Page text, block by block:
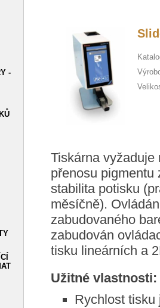
Tiskárna
přenosu pigmentu
stabilita potisku
měsíčně).
zabudovaného
zabudován
tisku lineárních a
Užitné vlastnosti:
Rychlost tisku
-